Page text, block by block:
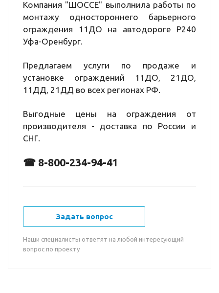
Компания "ШОССЕ" выполнила работы по
монтажу одностороннего барьерного
ограждения 11ДО на автодороге Р240
Уфа-Оренбург.
Предлагаем услуги по продаже и
установке ограждений 11ДО, 21ДО,
11ДД, 21ДД во всех регионах РФ.
Выгодные цены на ограждения от
производителя - доставка по России и
СНГ.
☎ 8-800-234-94-41
Задать вопрос
Наши специалисты ответят на любой интересующий
вопрос по проекту